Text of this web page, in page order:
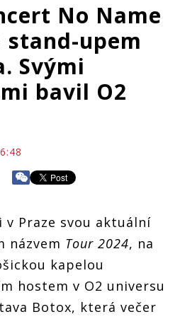
No Name
stand-upem
Svými
bavil O2
v Praze svou aktuální
názvem Tour 2024, na
kapelou
hostem v O2 universu
Botox, která večer